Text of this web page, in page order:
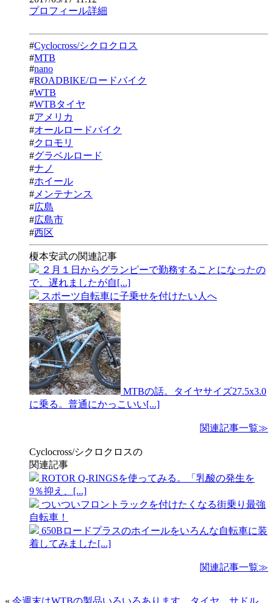
プロフィール詳細
#Cyclocross/シクロクロス
#MTB
#nano
#ROADBIKE/ロードバイク
#WTB
#WTBタイヤ
#アメリカ
#オールロードバイク
#クロモリ
#グラベルロード
#ナノ
#ホイール
# メンテナンス
#広島
#広島市
#西区
榎本安武の関連記事
２月１日からグランピーで勤務することになったの
で、遅れましたが自[...]
スポーツ自転車に子乗せを付けたい人へ
MTBの話。タイヤサイズ27.5x3.0
に乗る。普通にかっこいい[...]
関連記事一覧≫
Cyclocross/シクロクロスの
関連記事
ROTOR Q-RINGSを使ってみる。「乳酸の発生を
9％抑え、[...]
ついついフロントラックを付けたくなる街乗り最強
自転車！
650Bロードプラスのホイールをいろんな自転車に装
着してみました[...]
関連記事一覧≫
« 今週末はWTBの製品いろいろあります。タイヤ、サドル、